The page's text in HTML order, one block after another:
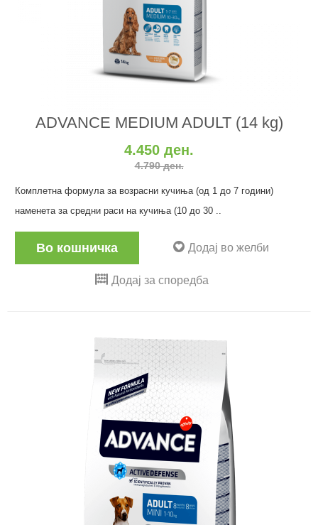
ADVANCE MEDIUM ADULT (14 kg)
4.450 ден.
4.790 ден.
Комплетна формула за возрасни кучиња (од 1 до 7 години)
наменета за средни раси на кучиња (10 до 30 ..
Во кошничка Додај во желби
Додај за споредба